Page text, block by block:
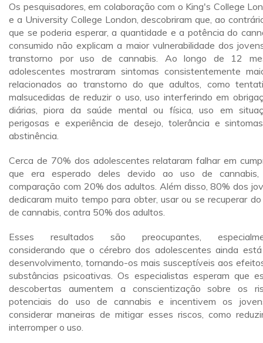
Os pesquisadores, em colaboração com o King's College
e a University College London, descobriram que, ao
que se poderia esperar, a quantidade e a potência do
consumido não explicam a maior vulnerabilidade dos
transtorno por uso de cannabis. Ao longo de 12
adolescentes mostraram sintomas consistentemente
relacionados ao transtorno do que adultos, como
malsucedidas de reduzir o uso, uso interferindo em
diárias, piora da saúde mental ou física, uso em
perigosas e experiência de desejo, tolerância e
abstinência.
Cerca de 70% dos adolescentes relataram falhar em
que era esperado deles devido ao uso de cannabis,
comparação com 20% dos adultos. Além disso, 80% dos
dedicaram muito tempo para obter, usar ou se recuperar
de cannabis, contra 50% dos adultos.
Esses resultados são preocupantes,
considerando que o cérebro dos adolescentes ainda
desenvolvimento, tornando-os mais susceptíveis aos
substâncias psicoativas. Os especialistas esperam que
descobertas aumentem a conscientização sobre os
potenciais do uso de cannabis e incentivem os
considerar maneiras de mitigar esses riscos, como
interromper o uso.